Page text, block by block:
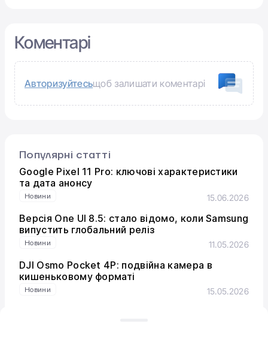
Коментарі
Авторизуйтесьщоб залишати коментарі
Популярні статті
Google Pixel 11 Pro: ключові характеристики
та дата анонсу
Новини 15.06.2026
Версія One UI 8.5: стало відомо, коли Samsung
випустить глобальний реліз
Новини 11.05.2026
DJI Osmo Pocket 4P: подвійна камера в
кишеньковому форматі
Новини 15.05.2026